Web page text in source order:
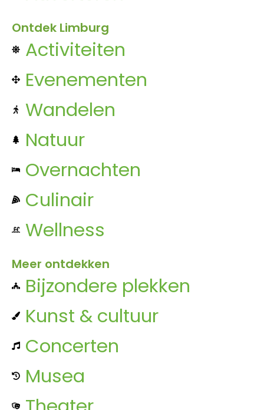
Ontdek Limburg
Activiteiten
Evenementen
Wandelen
Natuur
Overnachten
Culinair
Wellness
Meer ontdekken
Bijzondere plekken
Kunst & cultuur
Concerten
Musea